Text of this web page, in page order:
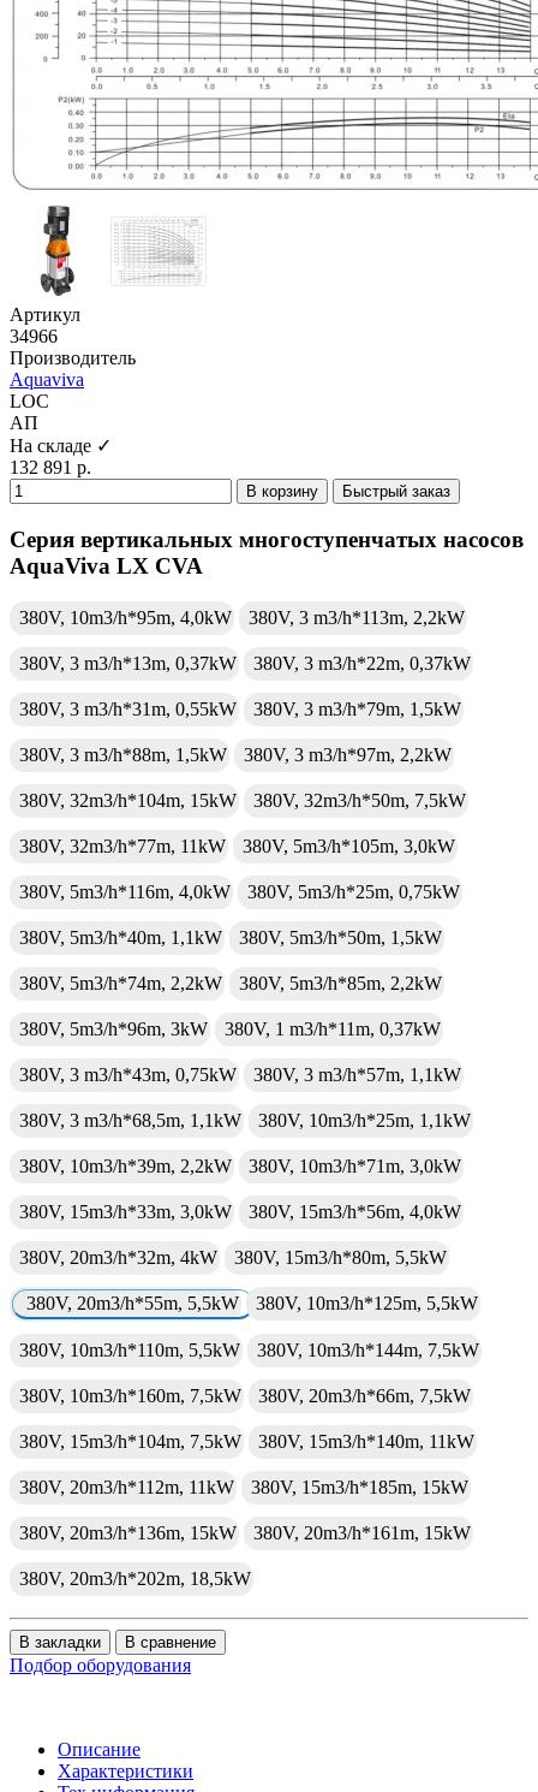
Артикул
34966
Производитель
Aquaviva
LOC
АП
На складе ✓
132 891 р.
В корзину Быстрый заказ
Серия вертикальных многоступенчатых насосов
AquaViva LX CVA
380V, 10m3/h*95m, 4,0kW 380V, 3 m3/h*113m, 2,2kW
380V, 3 m3/h*13m, 0,37kW 380V, 3 m3/h*22m, 0,37kW
380V, 3 m3/h*31m, 0,55kW 380V, 3 m3/h*79m, 1,5kW
380V, 3 m3/h*88m, 1,5kW 380V, 3 m3/h*97m, 2,2kW
380V, 32m3/h*104m, 15kW 380V, 32m3/h*50m, 7,5kW
380V, 32m3/h*77m, 11kW 380V, 5m3/h*105m, 3,0kW
380V, 5m3/h*116m, 4,0kW 380V, 5m3/h*25m, 0,75kW
380V, 5m3/h*40m, 1,1kW 380V, 5m3/h*50m, 1,5kW
380V, 5m3/h*74m, 2,2kW 380V, 5m3/h*85m, 2,2kW
380V, 5m3/h*96m, 3kW 380V, 1 m3/h*11m, 0,37kW
380V, 3 m3/h*43m, 0,75kW 380V, 3 m3/h*57m, 1,1kW
380V, 3 m3/h*68,5m, 1,1kW 380V, 10m3/h*25m, 1,1kW
380V, 10m3/h*39m, 2,2kW 380V, 10m3/h*71m, 3,0kW
380V, 15m3/h*33m, 3,0kW 380V, 15m3/h*56m, 4,0kW
380V, 20m3/h*32m, 4kW 380V, 15m3/h*80m, 5,5kW
380V, 20m3/h*55m, 5,5kW 380V, 10m3/h*125m, 5,5kW
380V, 10m3/h*110m, 5,5kW 380V, 10m3/h*144m, 7,5kW
380V, 10m3/h*160m, 7,5kW 380V, 20m3/h*66m, 7,5kW
380V, 15m3/h*104m, 7,5kW 380V, 15m3/h*140m, 11kW
380V, 20m3/h*112m, 11kW 380V, 15m3/h*185m, 15kW
380V, 20m3/h*136m, 15kW 380V, 20m3/h*161m, 15kW
380V, 20m3/h*202m, 18,5kW
В закладки В сравнение
Подбор оборудования
Описание
Характеристики